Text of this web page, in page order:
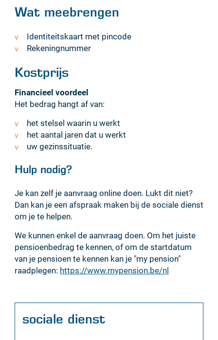
Wat meebrengen
Identiteitskaart met pincode
Rekeningnummer
Kostprijs
Financieel voordeel
Het bedrag hangt af van:
het stelsel waarin u werkt
het aantal jaren dat u werkt
uw gezinssituatie.
Hulp nodig?
Je kan zelf je aanvraag online doen. Lukt dit niet?
Dan kan je een afspraak maken bij de sociale dienst
om je te helpen.
We kunnen enkel de aanvraag doen. Om het juiste
pensioenbedrag te kennen, of om de startdatum
van je pensioen te kennen kan je "my pension"
raadplegen: https://www.mypension.be/nl
Contact
sociale dienst